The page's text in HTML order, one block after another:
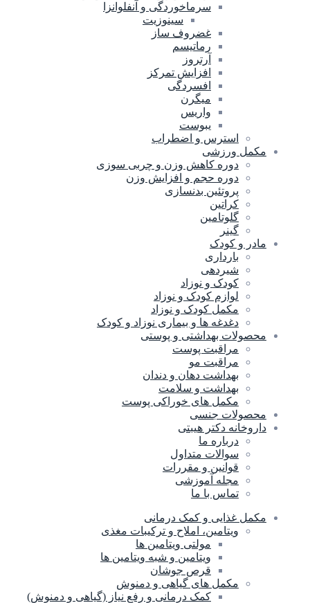
سرماخوردگی و آنفلوانزا
سینوزیت
غضروف ساز
رماتیسم
آرتروز
افزایش تمرکز
افسردگی
میگرن
واریس
یبوست
استرس و اضطراب
مکمل ورزشی
دوره کاهش وزن و چربی سوزی
دوره حجم و افزایش وزن
پروتئین بدنسازی
کراتین
گلوتامین
گینر
مادر و کودک
بارداری
شیردهی
کودک و نوزاد
لوازم کودک و نوزاد
مکمل کودک و نوزاد
دغدغه ها و بیماری نوزاد و کودک
محصولات بهداشتی و پوستی
مراقبت پوست
مراقبت مو
بهداشت دهان و دندان
بهداشت و سلامت
مکمل های خوراکی پوست
محصولات جنسی
داروخانه دکتر هیبتی
درباره ما
سوالات متداول
قوانین و مقررات
مجله آموزشی
تماس با ما
مکمل غذایی و کمک درمانی
ویتامین، املاح و ترکیبات مغذی
مولتی ویتامین ها
ویتامین و شبه ویتامین ها
قرص جوشان
مکمل های گیاهی و دمنوش
کمک درمانی و رفع نیاز (گیاهی و دمنوش)